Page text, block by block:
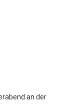
an der